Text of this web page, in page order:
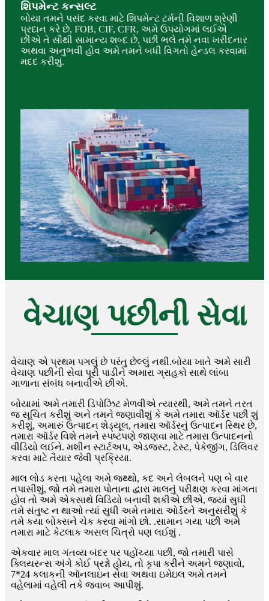
શિપમેન્ટ કન્સલ્ટ
બોયા તમને પસંદ કરવા માટે શિપમેન્ટ ટર્મની વિશાળ શ્રેણી
પ્રદાન કરે છે, FOB, CIF, CFR, અમે ઉપયોગમાં લઈએ
છીએ તે સૌથી સામાન્ય શબ્દ છે, પછી ભલે તમે નવા ખરીદનાર
અથવા અનુભવી હોવ અમે તમને બધી વિગતો હેન્ડલ કરવામાં
મદદ કરીશું.
વેચાણ પછીની સેવા
વેચાણ એ પ્રથમ પગલું છે પરંતુ છેલ્લું નથી.બોયા ખાતે અમે સારી
વેચાણ પછીની સેવા પૂરી પાડીને અમારા ગ્રાહકો સાથે લાંબા
ગાળાના સંબંધ બનાવીએ છીએ.
બોયામાં અમે તમારી ડિપોઝિટ મેળવીએ ત્યારથી, અમે તમને તરત
જ સૂચિત કરીશું અને તમને જણાવીશું કે અમે તમારા ઑર્ડર પછી શું
કરીશું, અમારું ઉત્પાદન શેડ્યૂલ, તમારા ઑર્ડરનું ઉત્પાદન સ્થિર છે,
તમારા ઑર્ડર વિશે તમને સ્પષ્ટપણે જાણવા માટે તમારા ઉત્પાદનનો
વીડિયો લઈને. મશીન સ્ટાર્ટઅપ, એડજસ્ટ, ટેસ્ટ, પેકેજીંગ, ડિલિવર
કરવા માટે તૈયાર જેવી પ્રક્રિયા.
માલ લોડ કરતા પહેલા અમે જથ્થો, કદ અને લેબલને પણ બે વાર
તપાસીશું, જો તમે તમારા પોતાના દ્વારા માલનું પરીક્ષણ કરવા માંગતા
હોવ તો અમે એકસાથે વિડિયો બનાવી શકીએ છીએ, જ્યાં સુધી
તમે સંતુષ્ટ ન થાઓ ત્યાં સુધી અમે તમારા ઓર્ડરને અનુસરીશું કે
તમે કયા બોક્સને ચેક કરવા માંગો છો. .સામાન ગયા પછી અમે
તમારા માટે કેટલાક અસલ ચિત્રો પણ લઈશું .
એકવાર માલ ગંતવ્ય બંદર પર પહોંચ્યા પછી, જો તમારી પાસે
ક્લિયરન્સ અંગે કોઈ પ્રશ્નો હોય, તો કૃપા કરીને અમને જણાવો,
7*24 કલાકની ઑનલાઇન સેવા અથવા ઇમેઇલ અમે તમને
વહેલામાં વહેલી તકે જવાબ આપીશું.